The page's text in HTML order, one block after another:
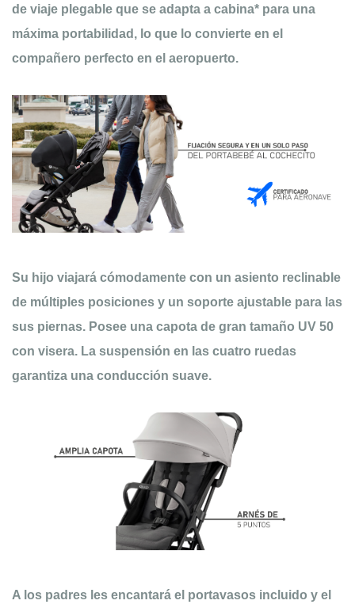
de viaje plegable que se adapta a cabina* para una
máxima portabilidad, lo que lo convierte en el
compañero perfecto en el aeropuerto.
Su hijo viajará cómodamente con un asiento reclinable
de múltiples posiciones y un soporte ajustable para las
sus piernas. Posee una capota de gran tamaño UV 50
con visera. La suspensión en las cuatro ruedas
garantiza una conducción suave.
A los padres les encantará el portavasos incluido y el